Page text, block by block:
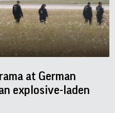
at German
explosive-laden